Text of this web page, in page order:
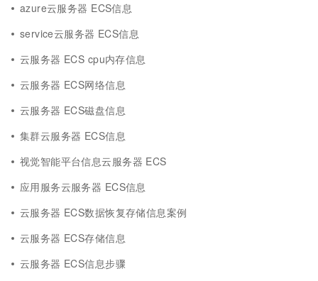
azure云服务器 ECS信息
service云服务器 ECS信息
云服务器 ECS cpu内存信息
云服务器 ECS网络信息
云服务器 ECS磁盘信息
集群云服务器 ECS信息
视觉智能平台信息云服务器 ECS
应用服务云服务器 ECS信息
云服务器 ECS数据恢复存储信息案例
云服务器 ECS存储信息
云服务器 ECS信息步骤